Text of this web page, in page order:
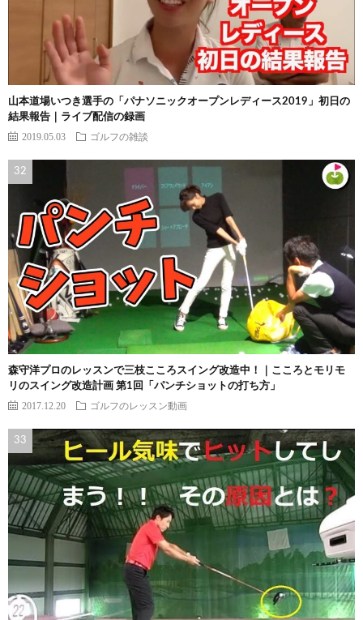
山本道場いつき選手の「パナソニックオープンレディース2019」初日の
結果報告｜ライブ配信の録画
2019.05.03 ゴルフの雑談
森守洋プロのレッスンで三枝こころスイング改造中！｜こころとモリモ
リのスイング改造計画 第1回「パンチショットの打ち方」
2017.12.20 ゴルフのレッスン動画